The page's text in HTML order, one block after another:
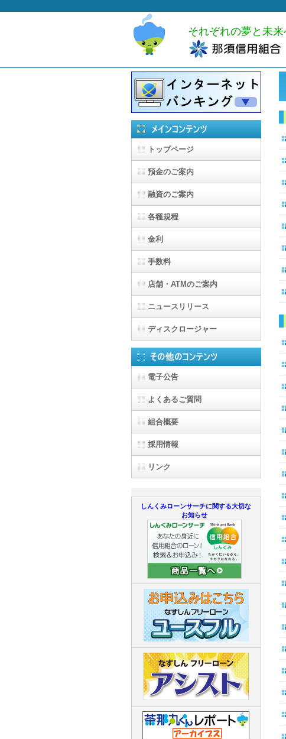
それぞれの夢と未来
トップページ
預金のご案内
融資のご案内
各種規程
金利
手数料
店舗・ATMのご案内
ニュースリリース
ディスクロージャー
電子公告
よくあるご質問
組合概要
採用情報
リンク
しんくみローンサーチに関する大切な
お知らせ